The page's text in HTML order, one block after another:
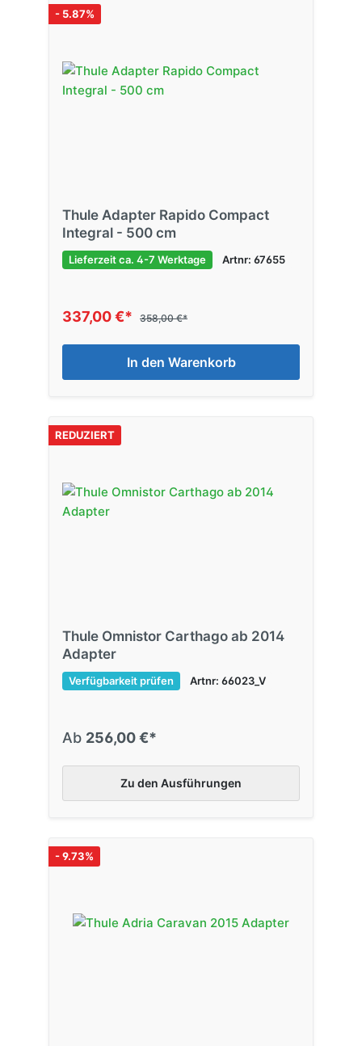
- 5.87%
Thule Adapter Rapido Compact
Integral - 500 cm
Lieferzeit ca. 4-7 Werktage Artnr: 67655
337,00 €* 358,00 €*
In den Warenkorb
REDUZIERT
Thule Omnistor Carthago ab 2014
Adapter
Verfügbarkeit prüfen Artnr: 66023_V
Ab 256,00 €*
Zu den Ausführungen
- 9.73%